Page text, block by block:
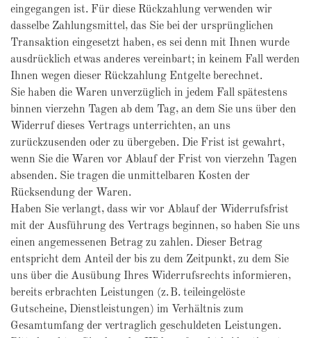
eingegangen ist. Für diese Rückzahlung verwenden wir
dasselbe Zahlungsmittel, das Sie bei der ursprünglichen
Transaktion eingesetzt haben, es sei denn mit Ihnen wurde
ausdrücklich etwas anderes vereinbart; in keinem Fall werden
Ihnen wegen dieser Rückzahlung Entgelte berechnet.
Sie haben die Waren unverzüglich in jedem Fall spätestens
binnen vierzehn Tagen ab dem Tag, an dem Sie uns über den
Widerruf dieses Vertrags unterrichten, an uns
zurückzusenden oder zu übergeben. Die Frist ist gewahrt,
wenn Sie die Waren vor Ablauf der Frist von vierzehn Tagen
absenden. Sie tragen die unmittelbaren Kosten der
Rücksendung der Waren.
Haben Sie verlangt, dass wir vor Ablauf der Widerrufsfrist
mit der Ausführung des Vertrags beginnen, so haben Sie uns
einen angemessenen Betrag zu zahlen. Dieser Betrag
entspricht dem Anteil der bis zu dem Zeitpunkt, zu dem Sie
uns über die Ausübung Ihres Widerrufsrechts informieren,
bereits erbrachten Leistungen (z. B. teileingelöste
Gutscheine, Dienstleistungen) im Verhältnis zum
Gesamtumfang der vertraglich geschuldeten Leistungen.